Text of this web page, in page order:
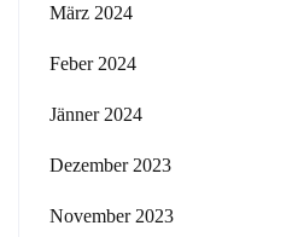
März 2024
Feber 2024
Jänner 2024
Dezember 2023
November 2023